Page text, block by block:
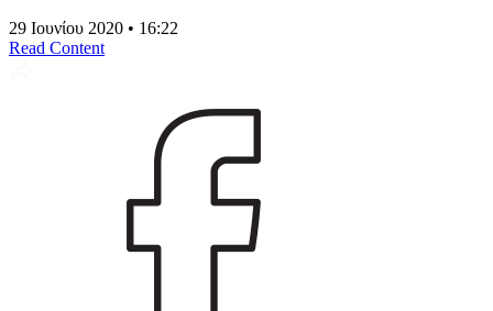
29 Ιουνίου 2020 • 16:22
Read Content